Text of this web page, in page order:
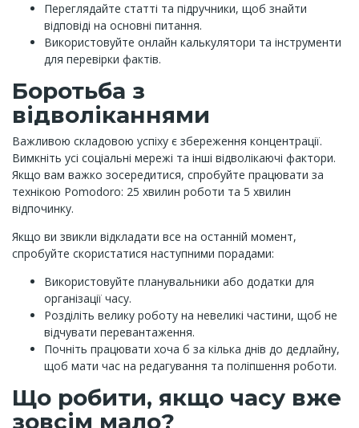
Переглядайте статті та підручники, щоб знайти
відповіді на основні питання.
Використовуйте онлайн калькулятори та інструменти
для перевірки фактів.
Боротьба з
відволіканнями
Важливою складовою успіху є збереження концентрації.
Вимкніть усі соціальні мережі та інші відволікаючі фактори.
Якщо вам важко зосередитися, спробуйте працювати за
технікою Pomodoro: 25 хвилин роботи та 5 хвилин
відпочинку.
Якщо ви звикли відкладати все на останній момент,
спробуйте скористатися наступними порадами:
Використовуйте планувальники або додатки для
організації часу.
Розділіть велику роботу на невеликі частини, щоб не
відчувати перевантаження.
Почніть працювати хоча б за кілька днів до дедлайну,
щоб мати час на редагування та поліпшення роботи.
Що робити, якщо часу вже
зовсім мало?